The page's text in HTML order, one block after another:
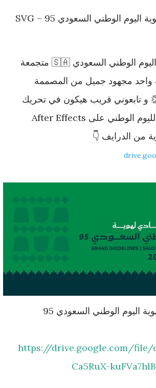
تحميل شعار وهوية اليوم الوطني السعودي 95 SVG –
كل عناصر هوية اليوم الوطني السعودي 🇸🇦 متجمعة
مجهود جميل من المصممة
و تابعوني قريب هيكون في تحريك
للشعار الرسمي لليوم الوطني على After Effects
من الدرايف 👇
دليل الارشادي لهوية اليوم الوطني السعودي 95
https://drive.google.com/file/
Ca5RuX-